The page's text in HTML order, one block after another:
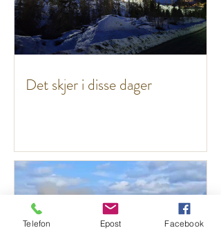
Det skjer i disse dager
Telefon Epost Facebook